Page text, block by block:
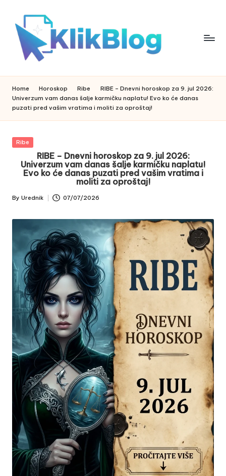
content
li
b
l
o
g
Home Horoskop Ribe
RIBE – Dnevni horoskop za 9. jul 2026:
Univerzum vam danas šalje karmičku naplatu! Evo ko će danas
puzati pred vašim vratima i moliti za oproštaj!
Posted
Ribe
RIBE – Dnevni horoskop za 9. jul 2026:
Univerzum vam danas šalje karmičku naplatu!
Evo ko će danas puzati pred vašim vratima i
moliti za oproštaj!
Posted
By Urednik 07/07/2026